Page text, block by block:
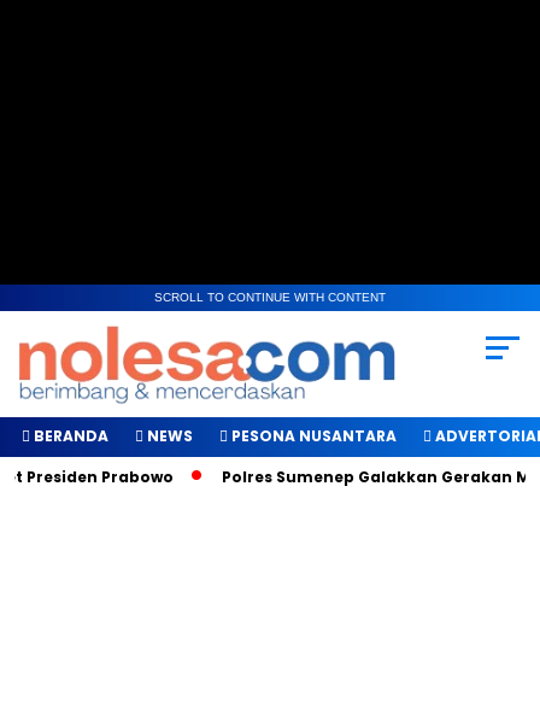
SCROLL TO CONTINUE WITH CONTENT
BERANDA NEWS PESONA NUSANTARA
Prabowo
Polres Sumenep Galakkan Gerakan